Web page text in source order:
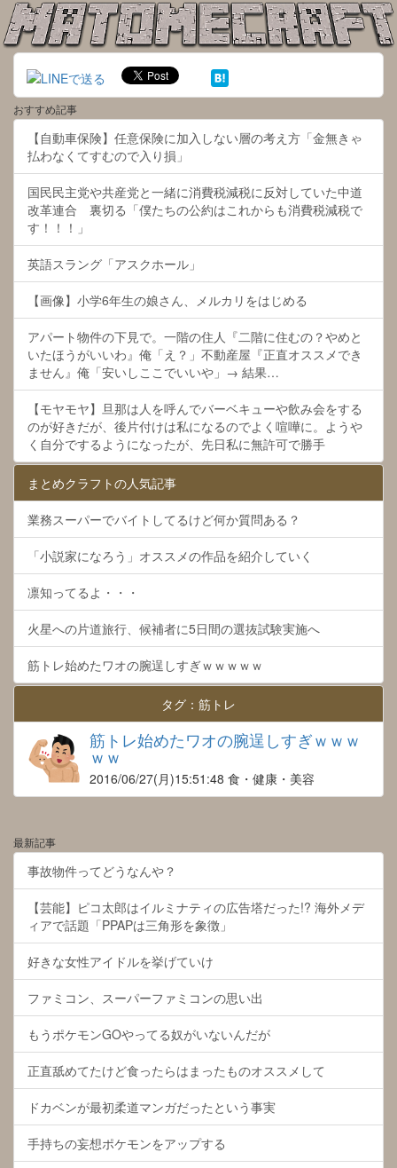
おすすめ記事
【自動車保険】任意保険に加入しない層の考え方「金無きゃ
払わなくてすむので入り損」
国民民主党や共産党と一緒に消費税減税に反対していた中道
改革連合 裏切る「僕たちの公約はこれからも消費税減税で
す！！！」
英語スラング「アスクホール」
【画像】小学6年生の娘さん、メルカリをはじめる
アパート物件の下見で。一階の住人『二階に住むの？やめと
いたほうがいいわ』俺「え？」不動産屋『正直オススメでき
ません』俺「安いしここでいいや」→ 結果…
【モヤモヤ】旦那は人を呼んでバーベキューや飲み会をする
のが好きだが、後片付けは私になるのでよく喧嘩に。ようや
く自分でするようになったが、先日私に無許可で勝手
まとめクラフトの人気記事
業務スーパーでバイトしてるけど何か質問ある？
「小説家になろう」オススメの作品を紹介していく
凛知ってるよ・・・
火星への片道旅行、候補者に5日間の選抜試験実施へ
筋トレ始めたワオの腕逞しすぎｗｗｗｗｗ
タグ：筋トレ
筋トレ始めたワオの腕逞しすぎｗｗｗ
ｗｗ
2016/06/27(月)15:51:48 食・健康・美容
最新記事
事故物件ってどうなんや？
【芸能】ピコ太郎はイルミナティの広告塔だった!? 海外メデ
ィアで話題「PPAPは三角形を象徴」
好きな女性アイドルを挙げていけ
ファミコン、スーパーファミコンの思い出
もうポケモンGOやってる奴がいないんだが
正直舐めてたけど食ったらはまったものオススメして
ドカベンが最初柔道マンガだったという事実
手持ちの妄想ポケモンをアップする